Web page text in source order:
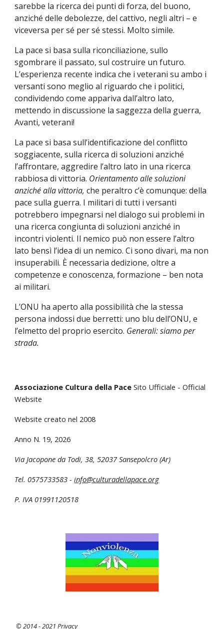
sarebbe la ricerca dei punti di forza, del buono,
anziché delle debolezze, del cattivo, negli altri – e
viceversa per sé per sé stessi. Molto simile.
La pace si basa sulla riconciliazione, sullo
sgombrare il passato, sul costruire un futuro.
L’esperienza recente indica che i veterani su ambo i
versanti sono meglio al riguardo che i politici,
condividendo come appariva dall’altro lato,
mettendo in discussione la saggezza della guerra,
Avanti, veterani!
La pace si basa sull’identificazione del conflitto
soggiacente, sulla ricerca di soluzioni anziché
l’affrontare, aggredire l’altro lato in una ricerca
rabbiosa di vittoria. Orientamento alle soluzioni
anziché alla vittoria, che peraltro c’è comunque: della
pace sulla guerra. I militari di tutti i versanti
potrebbero impegnarsi nel dialogo sui problemi in
una ricerca congiunta di soluzioni anziché in
incontri violenti. Il nemico può non essere l’altro
lato bensì l’idea di un nemico. Ci sono divari, ma non
insuperabili. È necessaria dedizione, oltre a
competenze e conoscenza, formazione – ben nota
ai militari.
L’ONU ha aperto alla possibilità che la stessa
persona indossi due berretti: uno blu dell’ONU, e
l’elmetto del proprio esercito. Generali: siamo per
strada.
Associazione Cultura della Pace Sito Ufficiale - Official
Website
Website creato nel 2008
Anno N. 19, 2026
Via Jacopone da Todi, 38,52037 Sansepolcro (Ar)
Tel. 0575733583 - info@culturadellapace.org
P. IVA 01991120518
© 2014 -2021Privacy